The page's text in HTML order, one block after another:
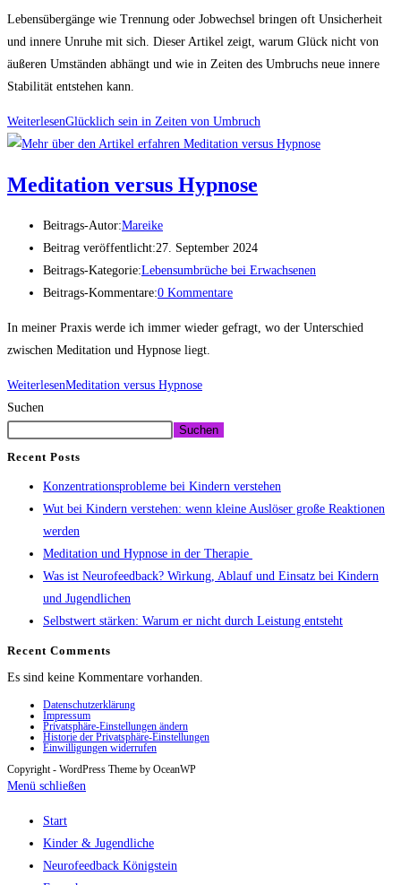
Lebensübergänge wie Trennung oder Jobwechsel bringen oft Unsicherheit
und innere Unruhe mit sich. Dieser Artikel zeigt, warum Glück nicht von
äußeren Umständen abhängt und wie in Zeiten des Umbruchs neue innere
Stabilität entstehen kann.
WeiterlesenGlücklich sein in Zeiten von Umbruch
Meditation versus Hypnose
Beitrags-Autor:Mareike
Beitrag veröffentlicht:27. September 2024
Beitrags-Kategorie:Lebensumbrüche bei Erwachsenen
Beitrags-Kommentare:0 Kommentare
In meiner Praxis werde ich immer wieder gefragt, wo der Unterschied
zwischen Meditation und Hypnose liegt.
WeiterlesenMeditation versus Hypnose
Suchen
Suchen
Recent Posts
Konzentrationsprobleme bei Kindern verstehen
Wut bei Kindern verstehen: wenn kleine Auslöser große Reaktionen
werden
Meditation und Hypnose in der Therapie
Was ist Neurofeedback? Wirkung, Ablauf und Einsatz bei Kindern
und Jugendlichen
Selbstwert stärken: Warum er nicht durch Leistung entsteht
Recent Comments
Es sind keine Kommentare vorhanden.
Datenschutzerklärung
Impressum
Privatsphäre-Einstellungen ändern
Historie der Privatsphäre-Einstellungen
Einwilligungen widerrufen
Copyright - WordPress Theme by OceanWP
Menü schließen
Start
Kinder & Jugendliche
Neurofeedback Königstein